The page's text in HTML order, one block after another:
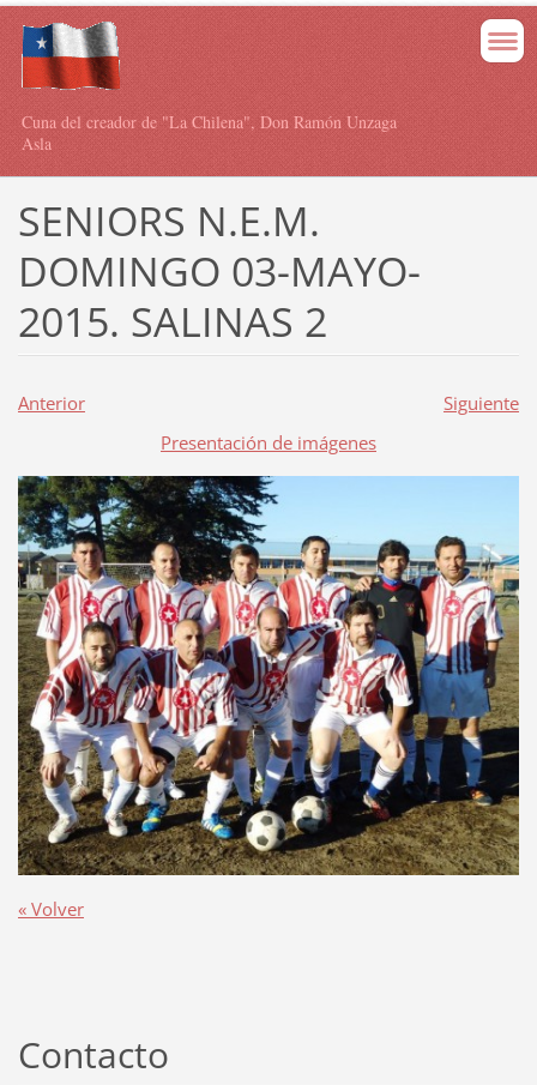
Cuna del creador de "La Chilena", Don Ramón Unzaga
Asla
SENIORS N.E.M.
DOMINGO 03-MAYO-
2015. SALINAS 2
Anterior
Siguiente
Presentación de imágenes
« Volver
Contacto